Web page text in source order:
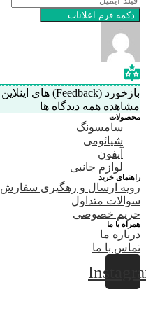
بازخورد (Feedback) های اینلاین
مشاهده همه دیدگاه ها
محصولات
سامسونگ
شیائومی
آیفون
لوازم جانبی
راهنمای خرید
رویه ارسال و رهگیری سفارش
سوالات متداول
حریم خصوصی
همراه با ما
درباره ما
تماس با ما